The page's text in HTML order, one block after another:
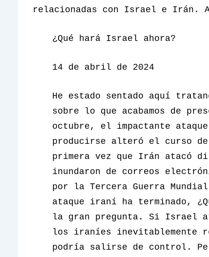
relacionadas con Israel e Irán.
¿Qué hará Israel ahora?
14 de abril de 2024
He estado sentado aquí
sobre lo que acabamos de
octubre, el impactante
producirse alteró el curso
primera vez que Irán atacó
inundaron de correos
por la Tercera Guerra
ataque iraní ha terminado,
la gran pregunta. Si Israel
los iraníes inevitablemente
podría salirse de control.